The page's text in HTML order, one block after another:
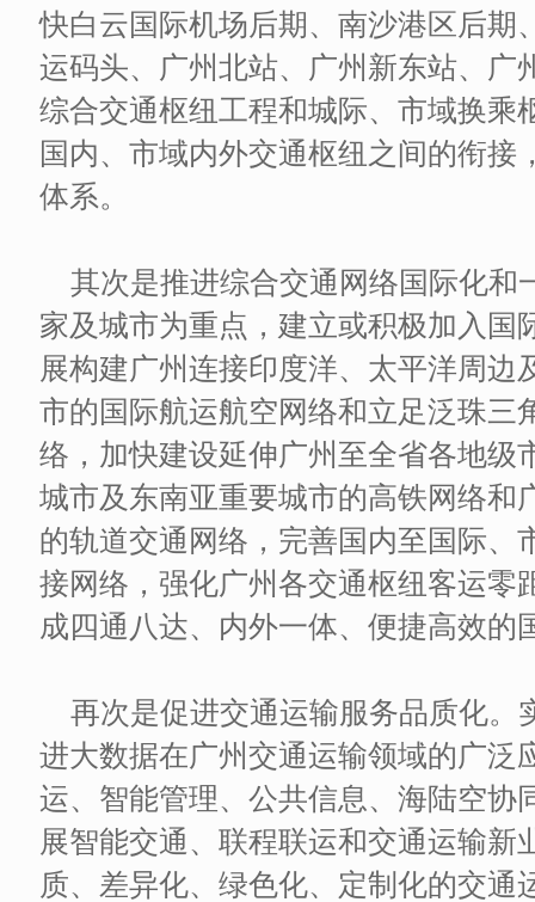
快白云国际机场后期、南沙港区后期
运码头、广州北站、广州新东站、广
综合交通枢纽工程和城际、市域换乘
国内、市域内外交通枢纽之间的衔接
体系。
其次是推进综合交通网络国际化和
家及城市为重点，建立或积极加入国
展构建广州连接印度洋、太平洋周边
市的国际航运航空网络和立足泛珠三
络，加快建设延伸广州至全省各地级
城市及东南亚重要城市的高铁网络和
的轨道交通网络，完善国内至国际、
接网络，强化广州各交通枢纽客运零
成四通八达、内外一体、便捷高效的
再次是促进交通运输服务品质化。
进大数据在广州交通运输领域的广泛
运、智能管理、公共信息、海陆空协
展智能交通、联程联运和交通运输新
质、差异化、绿色化、定制化的交通